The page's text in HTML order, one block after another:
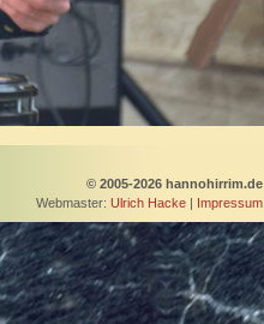
© 2005-2026 hannohirrim.de
Webmaster: Ulrich Hacke Impressum